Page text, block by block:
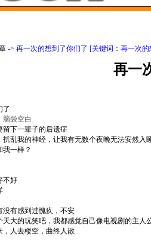
-> 再一次的想到了你们了 [关键词：再一次
再一
了
脑袋空白
留下一辈子的后遗症
扰乱我的神经，让我有无数个夜晚无法安然入
一样？
不好
没有感到过愧疚，不安
天大的玩笑吧，我都感觉自己像电视剧的主人
，人去楼空，曲终人散